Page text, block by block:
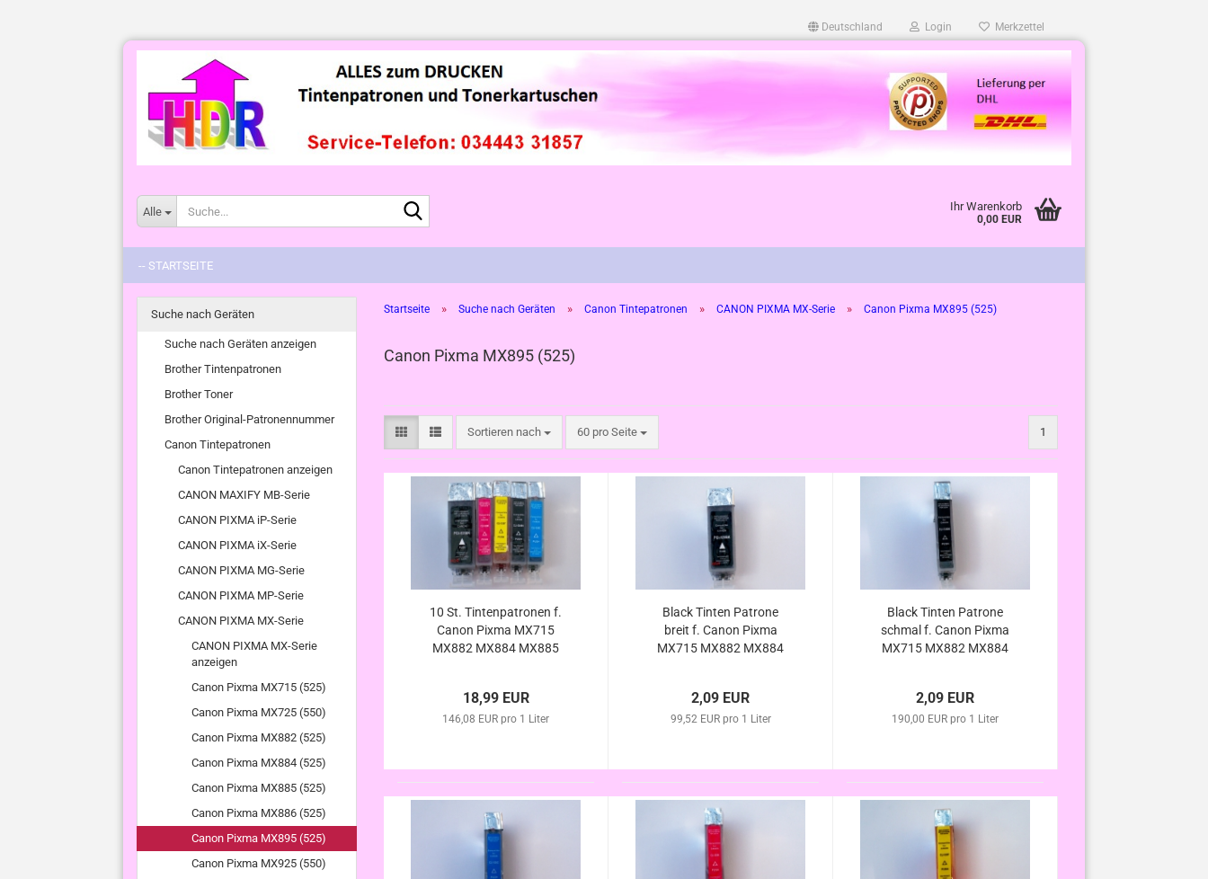
Deutschland Login Merkzettel
Alle Ihr Warenkorb
0,00 EUR
-- STARTSEITE
Startseite » Suche nach Geräten » Canon Tintepatronen » CANON PIXMA MX-Serie » Canon Pixma MX895 (525)
Canon Pixma MX895 (525)
Sortieren nach
Sortieren nach 60 pro Seite
pro Seite 1
10 St. Tintenpatronen f.
Canon Pixma MX715
MX882 MX884 MX885
CLI-526
18,99 EUR
146,08 EUR pro 1 Liter
Black Tinten Patrone
breit f. Canon Pixma
MX715 MX882 MX884
PGI-525
2,09 EUR
99,52 EUR pro 1 Liter
Black Tinten Patrone
schmal f. Canon Pixma
MX715 MX882 MX884
CLI-526
2,09 EUR
190,00 EUR pro 1 Liter
Suche nach Geräten
Suche nach Geräten anzeigen
Brother Tintenpatronen
Brother Toner
Brother Original-Patronennummer
Canon Tintepatronen
Canon Tintepatronen anzeigen
CANON MAXIFY MB-Serie
CANON PIXMA iP-Serie
CANON PIXMA iX-Serie
CANON PIXMA MG-Serie
CANON PIXMA MP-Serie
CANON PIXMA MX-Serie
CANON PIXMA MX-Serie
anzeigen
Canon Pixma MX715 (525)
Canon Pixma MX725 (550)
Canon Pixma MX882 (525)
Canon Pixma MX884 (525)
Canon Pixma MX885 (525)
Canon Pixma MX886 (525)
Canon Pixma MX895 (525)
Canon Pixma MX925 (550)